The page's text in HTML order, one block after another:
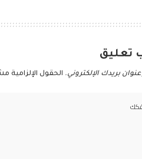
تعليق
بريدك الإلكتروني. الحقول الإلزامية